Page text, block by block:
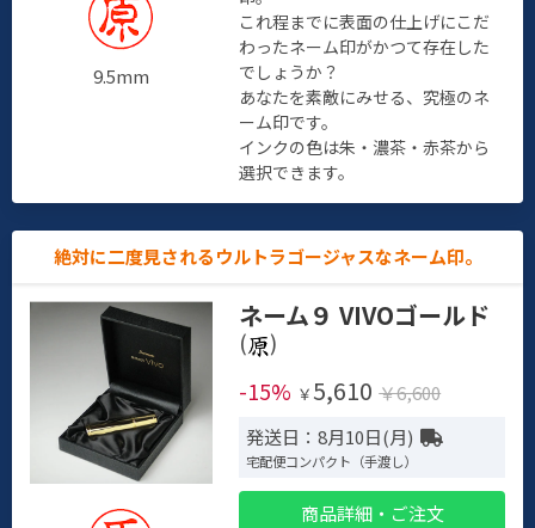
9.5mm
これ程までに表面の仕上げにこだ
わったネーム印がかつて存在した
でしょうか？
あなたを素敵にみせる、究極のネ
ーム印です。
インクの色は朱・濃茶・赤茶から
選択できます。
絶対に二度見されるウルトラゴージャスなネーム印。
ネーム９ VIVOゴールド
(
)
-15% ￥ 5,610 ￥6,600
発送日：8月10日(月)
宅配便コンパクト（手渡し）
商品詳細・ご注文